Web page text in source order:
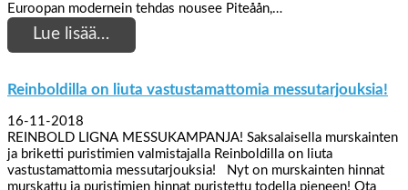
Euroopan modernein tehdas nousee Piteåån,…
Lue lisää…
Reinboldilla on liuta vastustamattomia messutarjouksia!
16-11-2018
REINBOLD LIGNA MESSUKAMPANJA! Saksalaisella murskainten
ja briketti puristimien valmistajalla Reinboldilla on liuta
vastustamattomia messutarjouksia! Nyt on murskainten hinnat
murskattu ja puristimien hinnat puristettu todella pieneen! Ota